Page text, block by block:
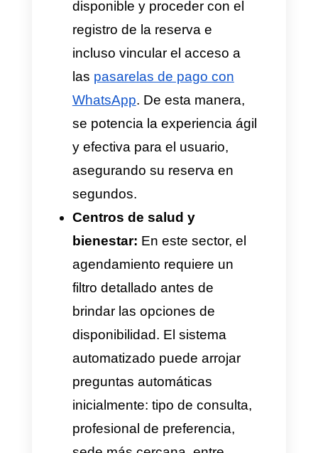
ha superado el límite de
tiempo para hacer un cambio
y puede arrojar una
notificación aclaratoria o
transferir el caso con un
agente humano.
Un flujo automatizado supera
este impacto de raíz. Al delegar
este proceso logístico a la
tecnología moderna y
avanzada, la empresa consigue
dos objetivos claros: ofrecer
una experiencia de usuario ágil
y sin fricciones, y otorgar tiempo
valioso al equipo humano para